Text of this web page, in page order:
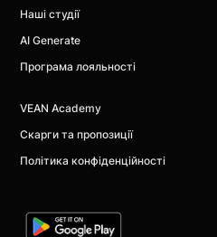
Наші студії
AI Generate
Програма лояльності
VEAN Academy
Скарги та пропозиції
Політика конфіденційності